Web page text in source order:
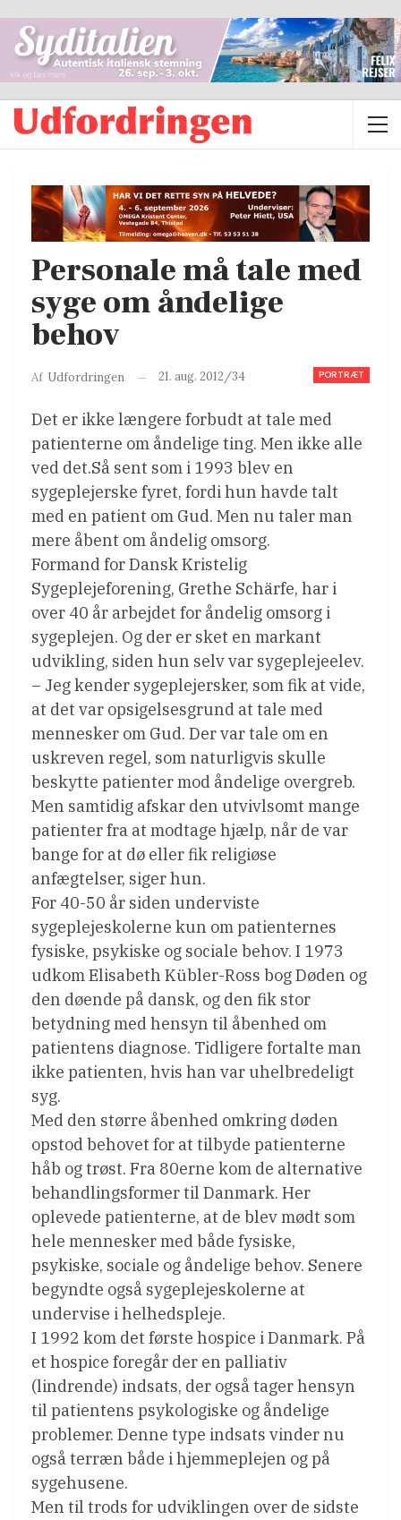
Personale må tale med
syge om åndelige
behov
PORTRÆT
Af Udfordringen 21. aug. 2012/34
Det er ikke længere forbudt at tale med
patienterne om åndelige ting. Men ikke alle
ved det.Så sent som i 1993 blev en
sygeplejerske fyret, fordi hun havde talt
med en patient om Gud. Men nu taler man
mere åbent om åndelig omsorg.
Formand for Dansk Kristelig
Sygeplejeforening, Grethe Schärfe, har i
over 40 år arbejdet for åndelig omsorg i
sygeplejen. Og der er sket en markant
udvikling, siden hun selv var sygeplejeelev.
– Jeg kender sygeplejersker, som fik at vide,
at det var opsigelsesgrund at tale med
mennesker om Gud. Der var tale om en
uskreven regel, som naturligvis skulle
beskytte patienter mod åndelige overgreb.
Men samtidig afskar den utvivlsomt mange
patienter fra at modtage hjælp, når de var
bange for at dø eller fik religiøse
anfægtelser, siger hun.
For 40-50 år siden underviste
sygeplejeskolerne kun om patienternes
fysiske, psykiske og sociale behov. I 1973
udkom Elisabeth Kübler-Ross bog Døden og
den døende på dansk, og den fik stor
betydning med hensyn til åbenhed om
patientens diagnose. Tidligere fortalte man
ikke patienten, hvis han var uhelbredeligt
syg.
Med den større åbenhed omkring døden
opstod behovet for at tilbyde patienterne
håb og trøst. Fra 80erne kom de alternative
behandlingsformer til Danmark. Her
oplevede patienterne, at de blev mødt som
hele mennesker med både fysiske,
psykiske, sociale og åndelige behov. Senere
begyndte også sygeplejeskolerne at
undervise i helhedspleje.
I 1992 kom det første hospice i Danmark. På
et hospice foregår der en palliativ
(lindrende) indsats, der også tager hensyn
til patientens psykologiske og åndelige
problemer. Denne type indsats vinder nu
også terræn både i hjemmeplejen og på
sygehusene.
Men til trods for udviklingen over de sidste